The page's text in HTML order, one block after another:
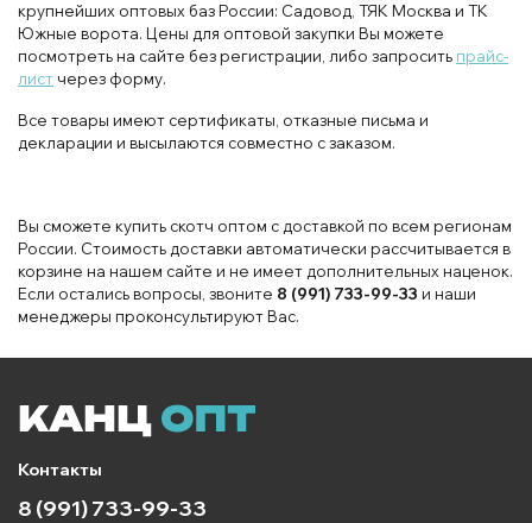
крупнейших оптовых баз России: Садовод, ТЯК Москва и ТК
Южные ворота. Цены для оптовой закупки Вы можете
посмотреть на сайте без регистрации, либо запросить прайс-
лист через форму.
Все товары имеют сертификаты, отказные письма и
декларации и высылаются совместно с заказом.
Вы сможете купить скотч оптом с доставкой по всем регионам
России. Стоимость доставки автоматически рассчитывается в
корзине на нашем сайте и не имеет дополнительных наценок.
Если остались вопросы, звоните 8 (991) 733-99-33 и наши
менеджеры проконсультируют Вас.
Контакты
8 (991) 733-99-33